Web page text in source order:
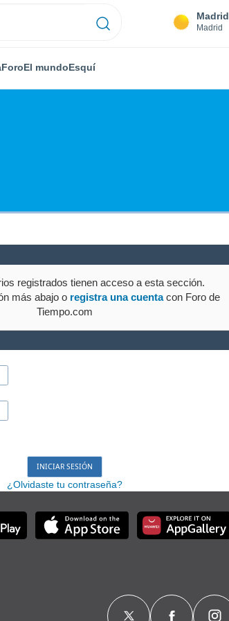
Madrid
Madrid
ForoEl mundoEsquí
registrados tienen acceso a esta sección.
más abajo o registra una cuentacon Foro de
Tiempo.com
¿Olvidaste tu contraseña?